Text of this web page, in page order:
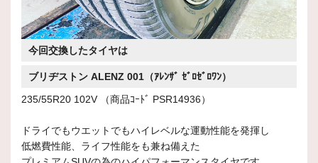
今回交換したタイヤは
ブリヂストン ALENZ 001（ｱﾚﾝｻﾞ ｾﾞﾛｾﾞﾛﾜﾝ）
235/55R20 102V （商品ｺｰﾄﾞ PSR14936）
ドライでもウエットでもハイレベルな運動性能を発揮し
低燃費性能、ライフ性能をも兼ね備えた